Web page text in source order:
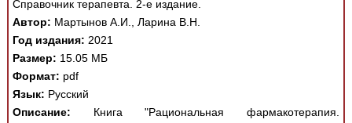
Справочник терапевта. 2-е издание.
Автор: Мартынов А.И., Ларина В.Н.
Год издания: 2021
Размер: 15.05 МБ
Формат: pdf
Язык: Русский
Описание: Книга "Рациональная фармакотерапия.